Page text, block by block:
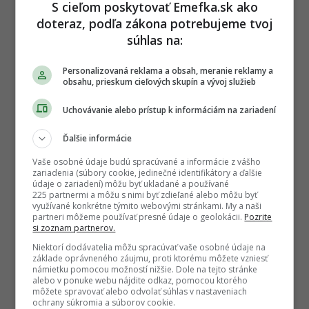
Autor
VERONIKA KISLAN
Editorka a redaktorka s odborným zameraním na
zdravý životný štýl a fitness. Má vyštudované
editorstvo a dlhoročnú prax vo vydavateľskom
sektore, vďaka čomu garantuje vysokú jazyko ...
viac o autorovi
S cieľom poskytovať Emefka.sk ako
doteraz, podľa zákona potrebujeme tvoj
súhlas na:
Personalizovaná reklama a obsah, meranie reklamy a
obsahu, prieskum cieľových skupín a vývoj služieb
Uchovávanie alebo prístup k informáciám na zariadení
Ďalšie informácie
Vaše osobné údaje budú spracúvané a informácie z vášho
zariadenia (súbory cookie, jedinečné identifikátory a ďalšie
údaje o zariadení) môžu byť ukladané a používané
225 partnermi a môžu s nimi byť zdieľané alebo môžu byť
využívané konkrétne týmito webovými stránkami. My a naši
partneri môžeme používať presné údaje o geolokácii. Pozrite
si zoznam partnerov.
Niektorí dodávatelia môžu spracúvať vaše osobné údaje na
základe oprávneného záujmu, proti ktorému môžete vzniesť
námietku pomocou možností nižšie. Dole na tejto stránke
alebo v ponuke webu nájdite odkaz, pomocou ktorého
môžete spravovať alebo odvolať súhlas v nastaveniach
ochrany súkromia a súborov cookie.